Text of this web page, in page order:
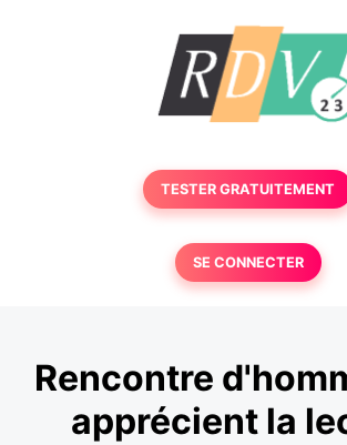
TESTER GRATUITEMENT
SE CONNECTER
Rencontre
apprécient la